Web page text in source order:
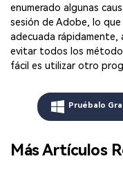
enumerado algunas
sesión de Adobe, lo
adecuada rápidamente,
evitar todos los
fácil es utilizar otro
Pruébalo
Más Artículos